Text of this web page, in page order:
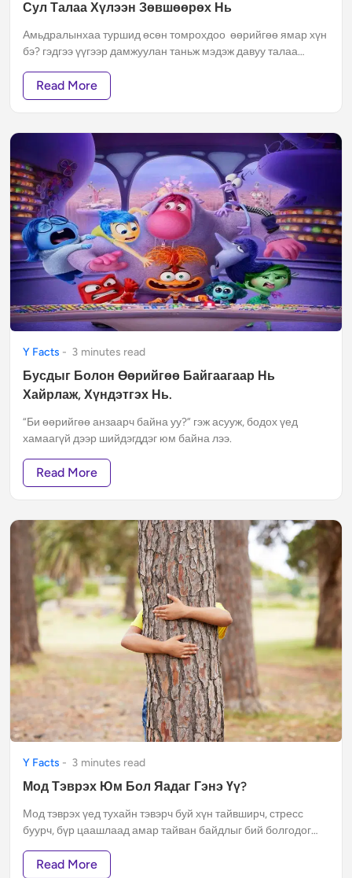
Сул Талаа Хүлээн Зөвшөөрөх Нь
Амьдралынхаа туршид өсөн томрохдоо өөрийгөө ямар хүн
бэ? гэдгээ үүгээр дамжуулан таньж мэдэж давуу талаа
эсвэл нуух гэж оролддог.
Read More
Y Facts - 3 minutes read
Бусдыг Болон Өөрийгөө Байгаагаар Нь
Хайрлаж, Хүндэтгэх Нь.
“Би өөрийгөө анзаарч байна уу?” гэж асууж, бодох үед
хамаагүй дээр шийдэгддэг юм байна лээ.
Read More
Y Facts - 3 minutes read
Мод Тэврэх Юм Бол Яадаг Гэнэ Үү?
Мод тэврэх үед тухайн тэвэрч буй хүн тайвширч, стресс
буурч, бүр цаашлаад амар тайван байдлыг бий болгодог
Read More